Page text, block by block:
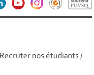
Recruter nos étudiants /